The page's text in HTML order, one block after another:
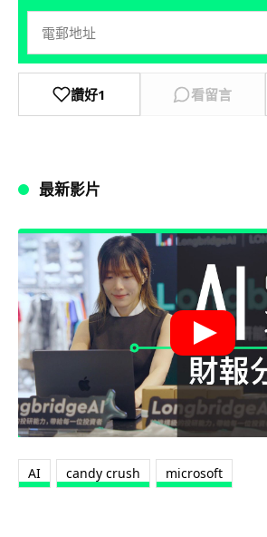
讚好1 看留言
最新影片
AI candy crush microsoft